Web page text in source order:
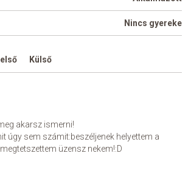
Nincs gyereke
Külső
akarsz ismerni!
úgy sem számit:beszéljenek helyettem a
üzensz nekem!:D